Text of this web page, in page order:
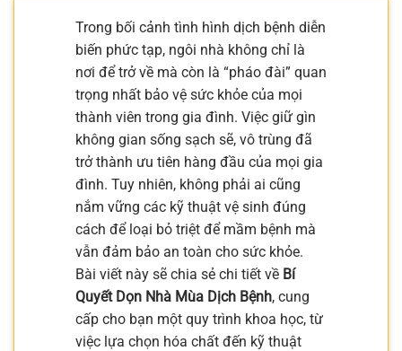
Trong bối cảnh tình hình dịch bệnh diễn
biến phức tạp, ngôi nhà không chỉ là
nơi để trở về mà còn là “pháo đài” quan
trọng nhất bảo vệ sức khỏe của mọi
thành viên trong gia đình. Việc giữ gìn
không gian sống sạch sẽ, vô trùng đã
trở thành ưu tiên hàng đầu của mọi gia
đình. Tuy nhiên, không phải ai cũng
nắm vững các kỹ thuật vệ sinh đúng
cách để loại bỏ triệt để mầm bệnh mà
vẫn đảm bảo an toàn cho sức khỏe.
Bài viết này sẽ chia sẻ chi tiết về Bí
Quyết Dọn Nhà Mùa Dịch Bệnh, cung
cấp cho bạn một quy trình khoa học, từ
việc lựa chọn hóa chất đến kỹ thuật